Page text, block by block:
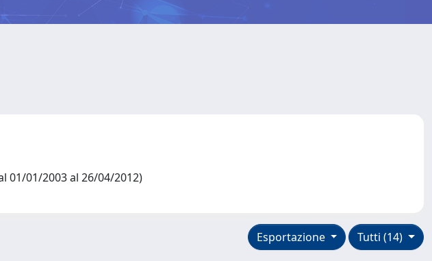
01/01/2003 al 26/04/2012)
Tutti (14)
Esportazione